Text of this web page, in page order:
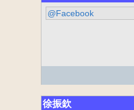
@Facebook
徐振欽